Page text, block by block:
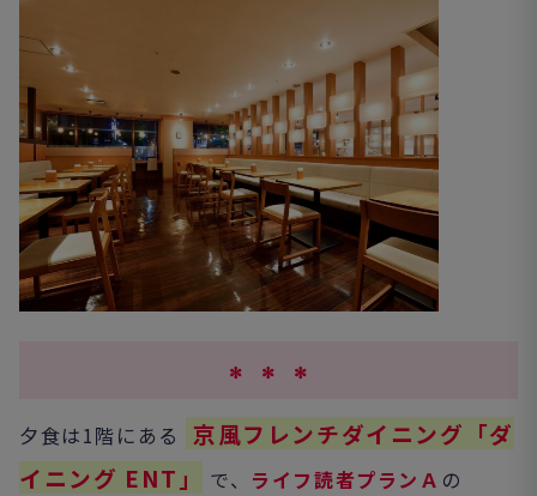
✻ ✻ ✻
夕食は1階にある
京風フレンチダイニング「ダ
イニング ENT」
で、 ライフ読者プランＡ の